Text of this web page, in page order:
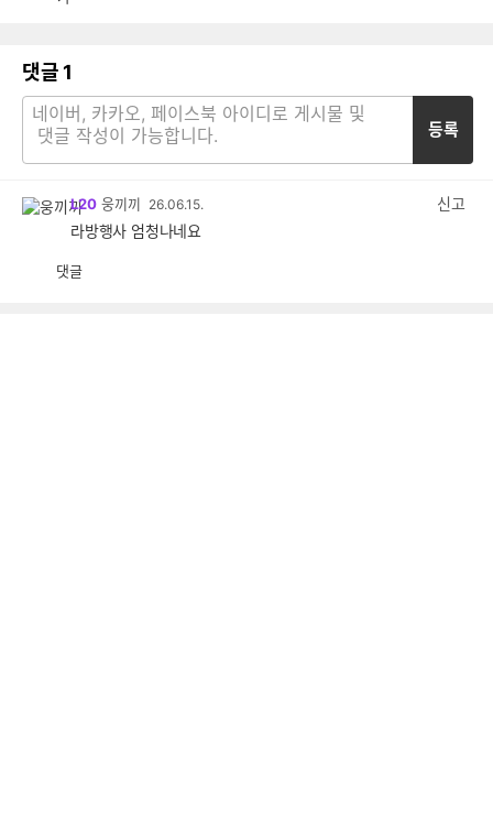
댓글 1
등록
L20 웅끼끼 26.06.15.
신고
라방행사 엄청나네요
댓글